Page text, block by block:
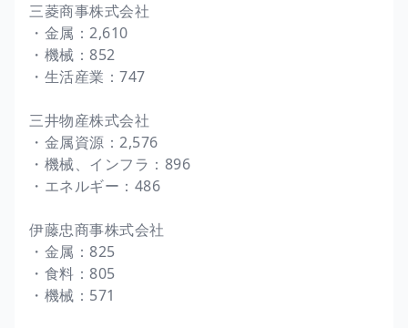
三菱商事株式会社
・金属：2,610
・機械：852
・生活産業：747
三井物産株式会社
・金属資源：2,576
・機械、インフラ：896
・エネルギー：486
伊藤忠商事株式会社
・金属：825
・食料：805
・機械：571